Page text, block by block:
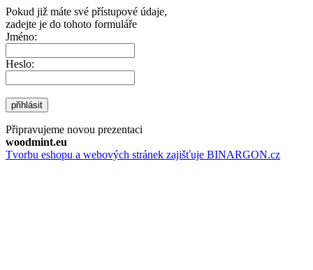
Pokud již máte své přístupové údaje,
zadejte je do tohoto formuláře
Jméno:
Heslo:
přihlásit
Připravujeme novou prezentaci
woodmint.eu
Tvorbu eshopu a webových stránek zajišťuje BINARGON.cz